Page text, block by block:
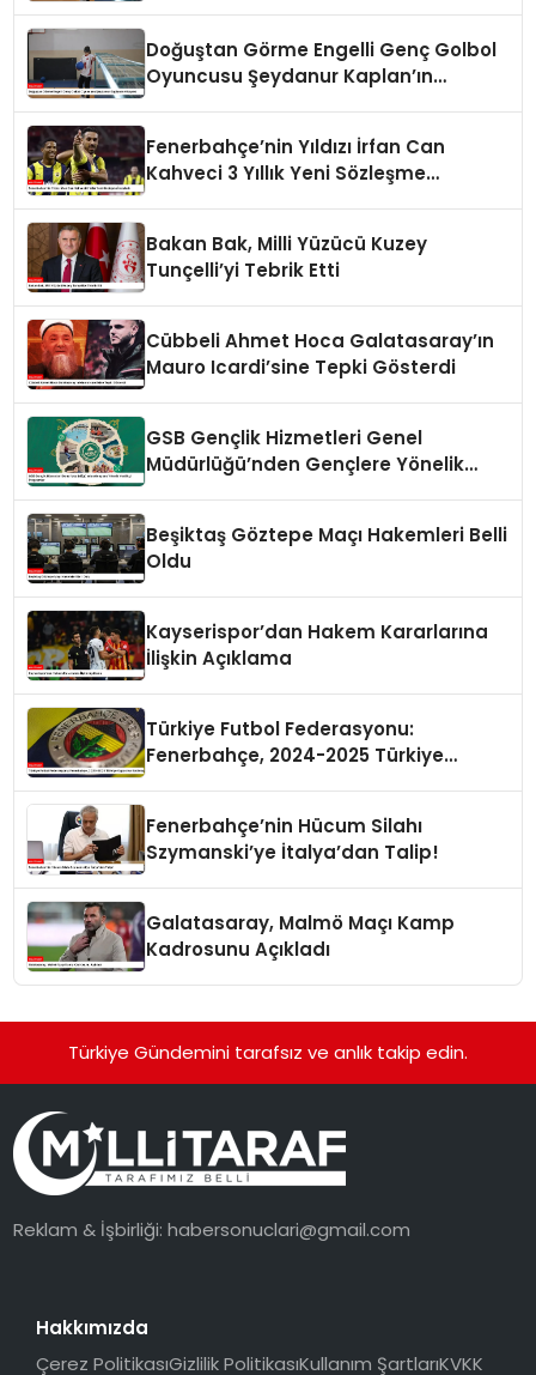
Doğuştan Görme Engelli Genç Golbol
Oyuncusu Şeydanur Kaplan’ın
Fenerbahçe’nin Yıldızı İrfan Can
Kahveci 3 Yıllık Yeni Sözleşme
Bakan Bak, Milli Yüzücü Kuzey
Tunçelli’yi Tebrik Etti
Cübbeli Ahmet Hoca Galatasaray’ın
Mauro Icardi’sine Tepki Gösterdi
GSB Gençlik Hizmetleri Genel
Müdürlüğü’nden Gençlere Yönelik
Beşiktaş Göztepe Maçı Hakemleri Belli
Oldu
Kayserispor’dan Hakem Kararlarına
İlişkin Açıklama
Türkiye Futbol Federasyonu:
Fenerbahçe, 2024-2025 Türkiye
Fenerbahçe’nin Hücum Silahı
Szymanski’ye İtalya’dan Talip!
Galatasaray, Malmö Maçı Kamp
Kadrosunu Açıkladı
Türkiye Gündemini tarafsız ve anlık takip edin.
Reklam & İşbirliği:habersonuclari@gmail.com
Hakkımızda
Çerez PolitikasıGizlilik PolitikasıKullanım ŞartlarıKVKK